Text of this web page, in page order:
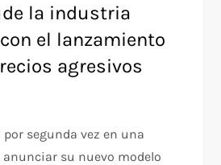
la industria
el lanzamiento
agresivos
por segunda vez en una
su nuevo modelo